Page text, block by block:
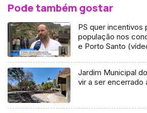
Pode também gostar
PS quer incentivos
população nos
e Porto Santo
Jardim Municipal
vir a ser encerrado